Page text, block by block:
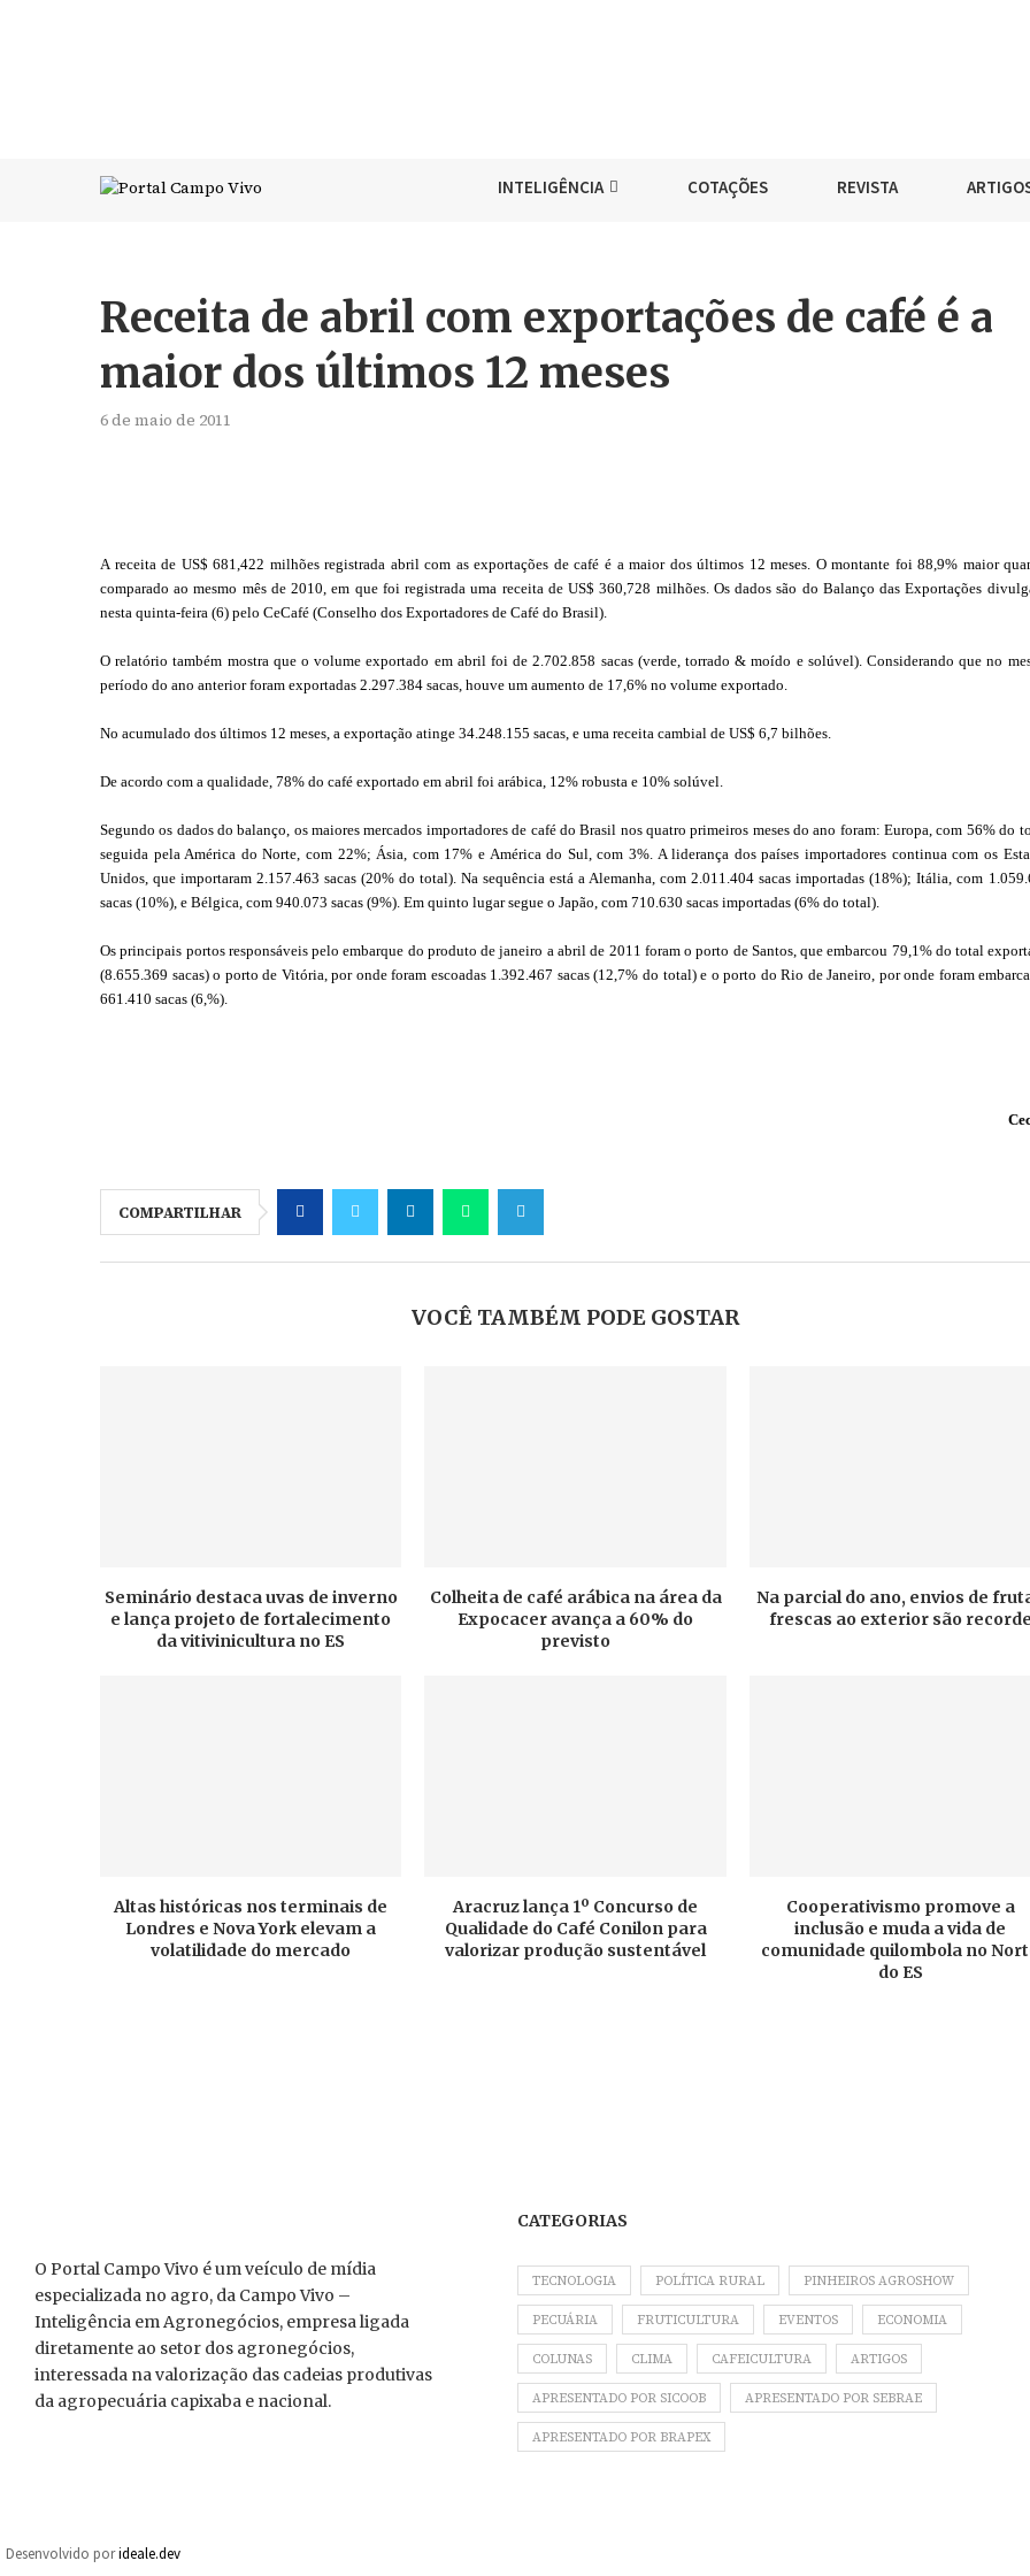
INTELIGÊNCIA COTAÇÕES REVISTA
Receita de abril com exportações de café é a
maior dos últimos 12 meses
6 de maio de 2011
A receita de US$ 681,422 milhões registrada abril com as exportações de café é a maior dos últimos 12 meses. O montante foi 88,9% maior
comparado ao mesmo mês de 2010, em que foi registrada uma receita de US$ 360,728 milhões. Os dados são do Balanço das Exportações
nesta quinta-feira (6) pelo CeCafé (Conselho dos Exportadores de Café do Brasil).
O relatório também mostra que o volume exportado em abril foi de 2.702.858 sacas (verde, torrado & moído e solúvel). Considerando que no
período do ano anterior foram exportadas 2.297.384 sacas, houve um aumento de 17,6% no volume exportado.
No acumulado dos últimos 12 meses, a exportação atinge 34.248.155 sacas, e uma receita cambial de US$ 6,7 bilhões.
De acordo com a qualidade, 78% do café exportado em abril foi arábica, 12% robusta e 10% solúvel.
Segundo os dados do balanço, os maiores mercados importadores de café do Brasil nos quatro primeiros meses do ano foram: Europa, com 56% do
seguida pela América do Norte, com 22%; Ásia, com 17% e América do Sul, com 3%. A liderança dos países importadores continua com os
Unidos, que importaram 2.157.463 sacas (20% do total). Na sequência está a Alemanha, com 2.011.404 sacas importadas (18%); Itália, com
sacas (10%), e Bélgica, com 940.073 sacas (9%). Em quinto lugar segue o Japão, com 710.630 sacas importadas (6% do total).
Os principais portos responsáveis pelo embarque do produto de janeiro a abril de 2011 foram o porto de Santos, que embarcou 79,1% do total
(8.655.369 sacas) o porto de Vitória, por onde foram escoadas 1.392.467 sacas (12,7% do total) e o porto do Rio de Janeiro, por onde foram
661.410 sacas (6,%).
COMPARTILHAR
VOCÊ TAMBÉM PODE GOSTAR
Seminário destaca uvas de inverno
e lança projeto de fortalecimento
da vitivinicultura no ES
Colheita de café arábica na área da
Expocacer avança a 60% do
previsto
Na parcial do ano, envios de
frescas ao exterior são recorde
Altas históricas nos terminais de
Londres e Nova York elevam a
volatilidade do mercado
Aracruz lança 1º Concurso de
Qualidade do Café Conilon para
valorizar produção sustentável
Cooperativismo promove a
inclusão e muda a vida de
comunidade quilombola no
do ES
O Portal Campo Vivo é um veículo de mídia
especializada no agro, da Campo Vivo –
Inteligência em Agronegócios, empresa ligada
diretamente ao setor dos agronegócios,
interessada na valorização das cadeias produtivas
da agropecuária capixaba e nacional.
CATEGORIAS
TECNOLOGIA POLÍTICA RURAL PINHEIROS AGROSHOW
PECUÁRIA FRUTICULTURA EVENTOS ECONOMIA
COLUNAS CLIMA CAFEICULTURA ARTIGOS
APRESENTADO POR SICOOB APRESENTADO POR SEBRAE
APRESENTADO POR BRAPEX
Desenvolvido porideale.dev